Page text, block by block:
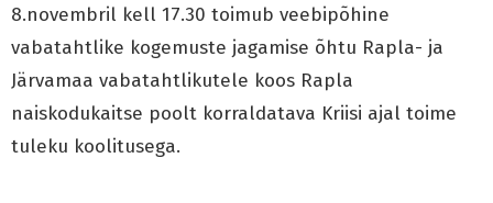
8.novembril kell 17.30 toimub veebipõhine
vabatahtlike kogemuste jagamise õhtu Rapla- ja
Järvamaa vabatahtlikutele koos Rapla
naiskodukaitse poolt korraldatava Kriisi ajal toime
tuleku koolitusega.